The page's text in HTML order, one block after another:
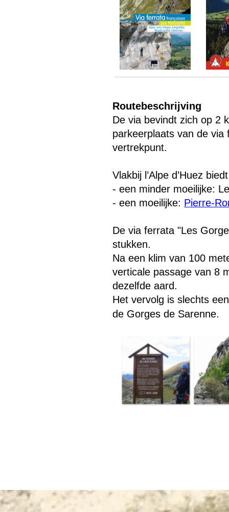
Routebeschrijving
De via bevindt zich op 2
parkeerplaats van de
vertrekpunt.
Vlakbij l’Alpe d’Huez
- een minder moeilijke:
- een moeilijke: Pierre-
De via ferrata "Les
stukken.
Na een klim van 100
verticale passage van 8
dezelfde aard.
Het vervolg is slechts
de Gorges de Sarenne.